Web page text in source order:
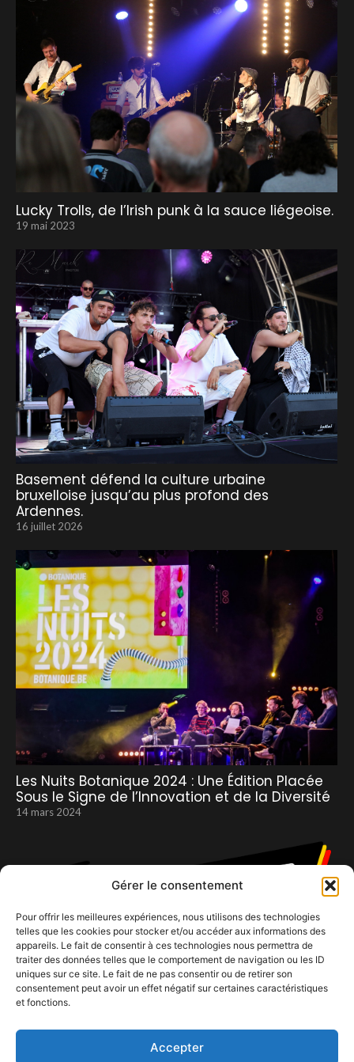
Gérer le consentement
Pour offrir les meilleures expériences, nous utilisons des technologies
telles que les cookies pour stocker et/ou accéder aux informations des
appareils. Le fait de consentir à ces technologies nous permettra de
traiter des données telles que le comportement de navigation ou les ID
uniques sur ce site. Le fait de ne pas consentir ou de retirer son
consentement peut avoir un effet négatif sur certaines caractéristiques
et fonctions.
Accepter
Lucky Trolls, de l’Irish punk à la sauce liégeoise.
19 mai 2023
Basement défend la culture urbaine
bruxelloise jusqu’au plus profond des
Ardennes.
16 juillet 2026
Les Nuits Botanique 2024 : Une Édition Placée
Sous le Signe de l’Innovation et de la Diversité
14 mars 2024
Incourt perd l’Inc’Rock, mais gagne le
24 avril 2025